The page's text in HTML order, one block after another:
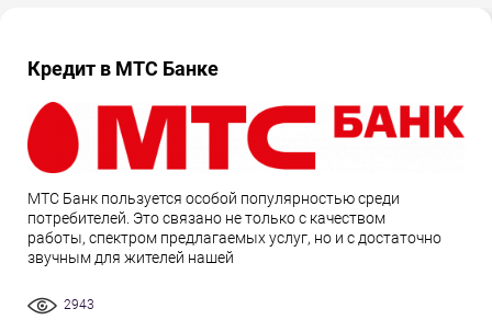
Кредит в МТС Банке
МТС Банк пользуется особой популярностью среди
потребителей. Это связано не только с качеством
работы, спектром предлагаемых услуг, но и с достаточно
звучным для жителей нашей
2943